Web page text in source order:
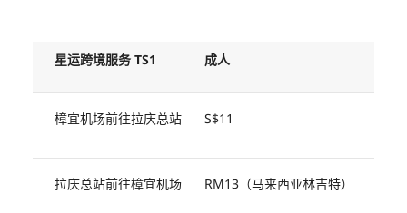
星运跨境服务 TS1 成人
樟宜机场前往拉庆总站 S$11
拉庆总站前往樟宜机场 RM13（马来西亚林吉特）